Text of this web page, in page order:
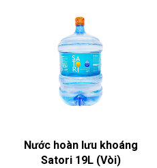
Nước hoàn lưu khoáng
Satori 19L (Vòi)